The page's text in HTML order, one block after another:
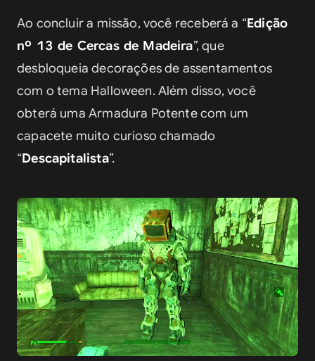
Ao concluir a missão, você receberá a “Edição
nº 13 de Cercas de Madeira”, que
desbloqueia decorações de assentamentos
com o tema Halloween. Além disso, você
obterá uma Armadura Potente com um
capacete muito curioso chamado
“Descapitalista”.